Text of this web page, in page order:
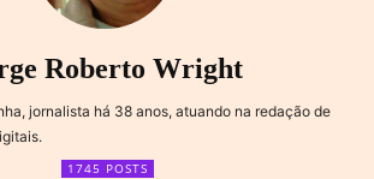
Roberto Wright
jornalista há 38 anos, atuando na redação de
1745 POSTS